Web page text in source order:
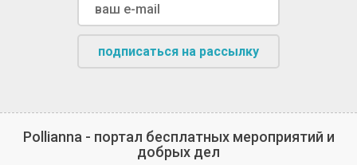
подписаться на рассылку
Pollianna - портал бесплатных мероприятий и
добрых дел